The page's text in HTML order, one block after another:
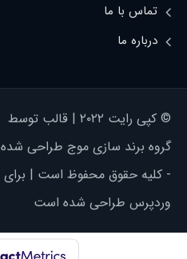
تماس با ما
درباره ما
© کپی رایت ۲۰۲۲ | قالب توسط
گروه برند سازی موج طراحی شده
- کلیه حقوق محفوظ است | برای
وردپرس طراحی شده است